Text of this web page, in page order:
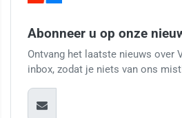
Abonneer u op onze
Ontvang het laatste nieuws over
inbox, zodat je niets van ons